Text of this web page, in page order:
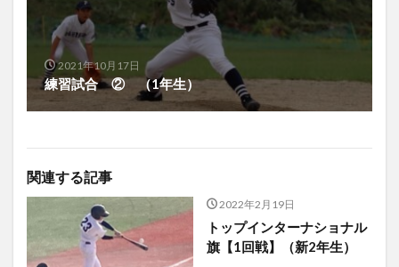
2021年10月17日
練習試合 ② （1年生）
関連する記事
2022年2月19日
トップインターナショナル
旗【1回戦】（新2年生）